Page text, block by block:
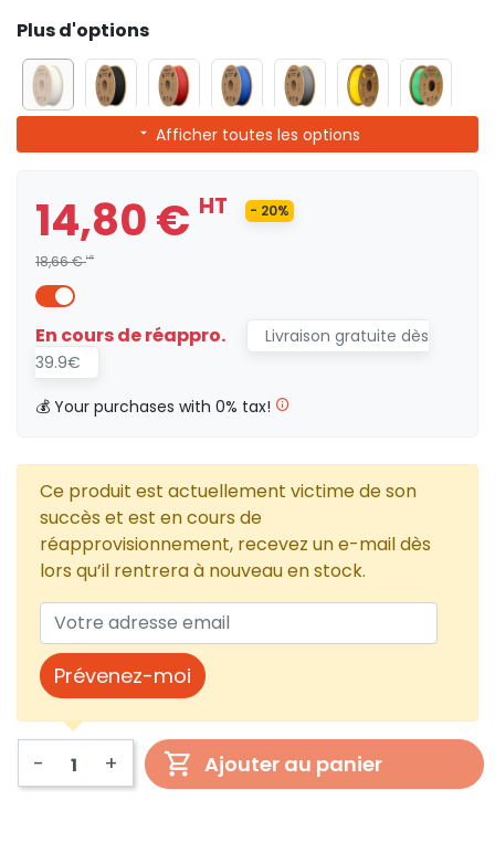
Plus d'options
Afficher toutes les options
14,80 € HT
18,66 €HT
- 20%
En cours de réappro.
Livraison gratuite dès
39.9€
💰 Your purchases with 0% tax!
Ce produit est actuellement victime de son
succès et est en cours de
réapprovisionnement, recevez un e-mail dès
lors qu’il rentrera à nouveau en stock.
Prévenez-moi
- + Ajouter au panier